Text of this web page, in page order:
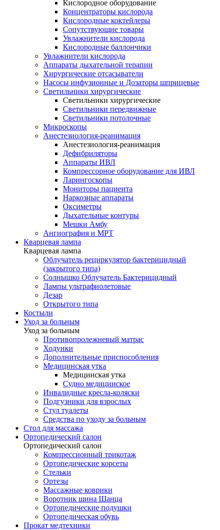
Кислородное оборудование
Концентраторы кислорода
Кислородные коктейлеры
Сопутствующие товары
Увлажнители кислорода
Кислородные баллончики
Увлажнители кислорода
Аппараты дыхательной терапии
Хирургические отсасыватели
Насосы инфузионные и Дозаторы шприцевые
Светильники хирургические
Светильники хирургические
Светильники передвижные
Светильники потолочные
Микроскопы
Анестезиология-реанимация
Анестезиология-реанимация
Дефибриляторы
Аппараты ИВЛ
Компрессорное оборудование для ИВЛ
Ларингоскопы
Мониторы пациента
Наркозные аппараты
Оксиметры
Дыхательные контуры
Мешки Амбу
Ангиография и МРТ
Кварцевая лампа
Кварцевая лампа
Облучатель рециркулятор бактерицидный
(закрытого типа)
Солнышко Облучатель Бактерицидный
Лампы ультрафиолетовые
Дезар
Открытого типа
Костыли
Уход за больным
Уход за больным
Противопролежневый матрас
Ходунки
Дополнительные приспособления
Медицинская утка
Медицинская утка
Судно медицинское
Инвалидные кресла-коляски
Подгузники для взрослых
Стул туалеты
Средства по уходу за больным
Cтол для массажа
Ортопедический салон
Ортопедический салон
Компрессионный трикотаж
Ортопедические корсеты
Стельки
Ортезы
Массажные коврики
Воротник шина Шанца
Ортопедические подушки
Ортопедическая обувь
Прокат медтехники